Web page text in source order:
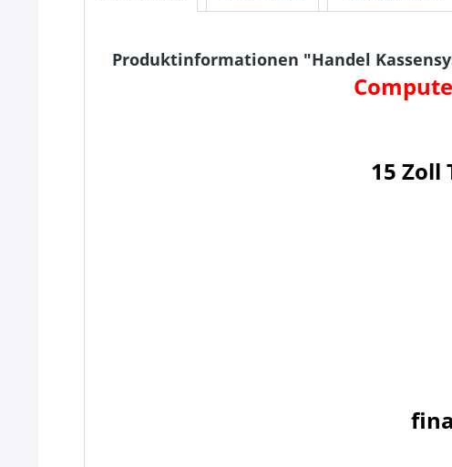
Produktinformationen "Handel
15 Zoll